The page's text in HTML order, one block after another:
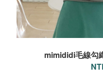
mimididi毛線勾